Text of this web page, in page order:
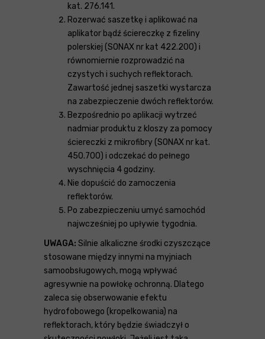
kat. 276.141.
Rozerwać saszetkę i aplikować na
aplikator bądź ściereczkę z fizeliny
polerskiej (SONAX nr kat 422.200) i
równomiernie rozprowadzić na
czystych i suchych reflektorach.
Zawartość jednej saszetki wystarcza
na zabezpieczenie dwóch reflektorów.
Bezpośrednio po aplikacji wytrzeć
nadmiar produktu z kloszy za pomocy
ściereczki z mikrofibry (SONAX nr kat.
450.700) i odczekać do pełnego
wyschnięcia 4 godziny.
Nie dopuścić do zamoczenia
reflektorów.
Po zabezpieczeniu umyć samochód
najwcześniej po upływie tygodnia.
UWAGA: Silnie alkaliczne środki czyszczące
stosowane między innymi na myjniach
samoobsługowych, mogą wpływać
agresywnie na powłokę ochronną. Dlatego
zaleca się obserwowanie efektu
hydrofobowego (kropelkowania) na
reflektorach, który będzie świadczył o